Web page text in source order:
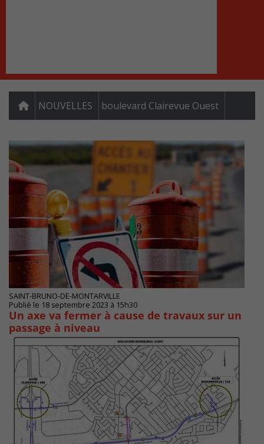
NOUVELLES boulevard Clairevue Ouest
SAINT-BRUNO-DE-MONTARVILLE
Publié le 18 septembre 2023 à 15h30
Un axe va fermer à cause de travaux sur un
passage à niveau